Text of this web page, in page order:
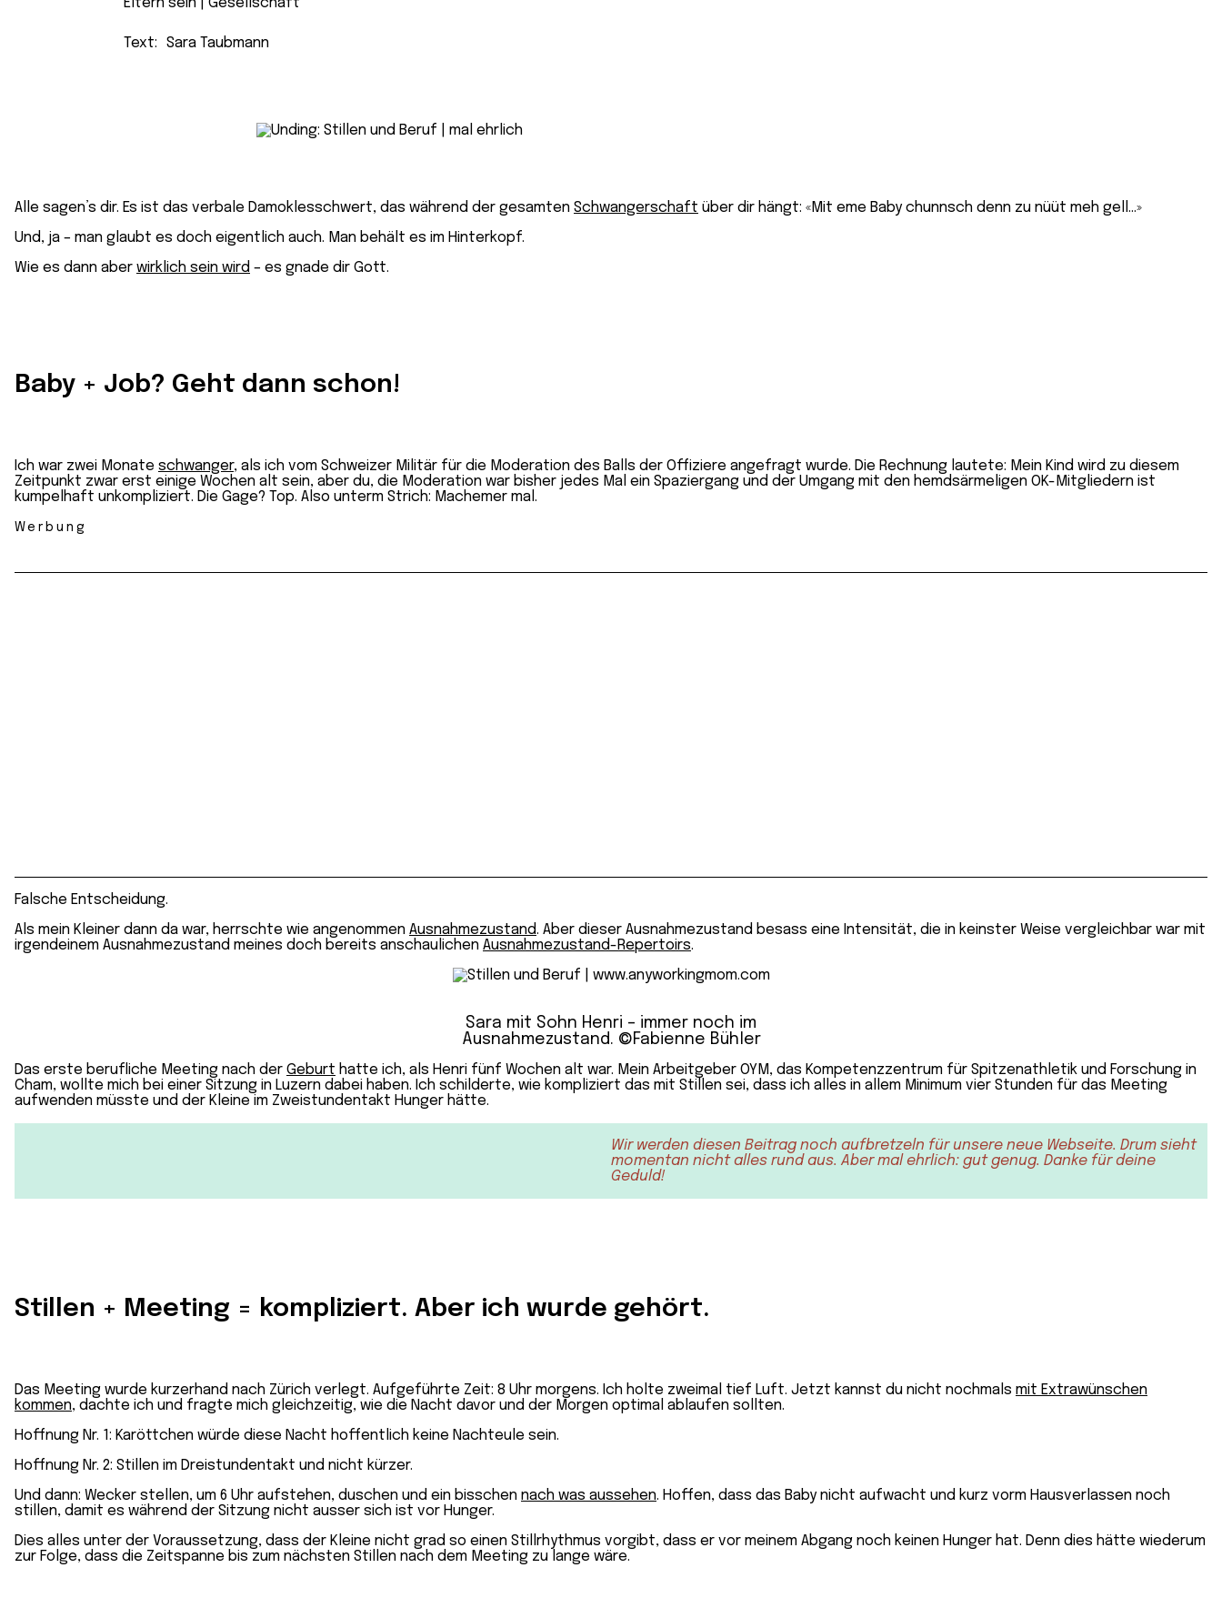
Eltern sein Gesellschaft
Text: Sara Taubmann
Alle sagen’s dir. Es ist das verbale Damoklesschwert, das während der gesamten Schwangerschaft über dir hängt: «Mit eme Baby chunnsch denn zu nüüt meh gell…»
Und, ja – man glaubt es doch eigentlich auch. Man behält es im Hinterkopf.
Wie es dann aber wirklich sein wird – es gnade dir Gott.
Baby + Job? Geht dann schon!
Ich war zwei Monate schwanger, als ich vom Schweizer Militär für die Moderation des Balls der Offiziere angefragt wurde. Die Rechnung lautete: Mein Kind wird zu diesem
Zeitpunkt zwar erst einige Wochen alt sein, aber du, die Moderation war bisher jedes Mal ein Spaziergang und der Umgang mit den hemdsärmeligen OK-Mitgliedern ist
kumpelhaft unkompliziert. Die Gage? Top. Also unterm Strich: Machemer mal.
Werbung
Falsche Entscheidung.
Als mein Kleiner dann da war, herrschte wie angenommen Ausnahmezustand. Aber dieser Ausnahmezustand besass eine Intensität, die in keinster Weise vergleichbar war mit
irgendeinem Ausnahmezustand meines doch bereits anschaulichen Ausnahmezustand-Repertoirs.
Sara mit Sohn Henri – immer noch im
Ausnahmezustand. ©Fabienne Bühler
Das erste berufliche Meeting nach der Geburt hatte ich, als Henri fünf Wochen alt war. Mein Arbeitgeber OYM, das Kompetenzzentrum für Spitzenathletik und Forschung in
Cham, wollte mich bei einer Sitzung in Luzern dabei haben. Ich schilderte, wie kompliziert das mit Stillen sei, dass ich alles in allem Minimum vier Stunden für das Meeting
aufwenden müsste und der Kleine im Zweistundentakt Hunger hätte.
Wir werden diesen Beitrag noch aufbretzeln für unsere neue Webseite. Drum sieht
momentan nicht alles rund aus. Aber mal ehrlich: gut genug. Danke für deine
Geduld!
Stillen + Meeting = kompliziert. Aber ich wurde gehört.
Das Meeting wurde kurzerhand nach Zürich verlegt. Aufgeführte Zeit: 8 Uhr morgens. Ich holte zweimal tief Luft. Jetzt kannst du nicht nochmals mit Extrawünschen
kommen, dachte ich und fragte mich gleichzeitig, wie die Nacht davor und der Morgen optimal ablaufen sollten.
Hoffnung Nr. 1: Karöttchen würde diese Nacht hoffentlich keine Nachteule sein.
Hoffnung Nr. 2: Stillen im Dreistundentakt und nicht kürzer.
Und dann: Wecker stellen, um 6 Uhr aufstehen, duschen und ein bisschen nach was aussehen. Hoffen, dass das Baby nicht aufwacht und kurz vorm Hausverlassen noch
stillen, damit es während der Sitzung nicht ausser sich ist vor Hunger.
Dies alles unter der Voraussetzung, dass der Kleine nicht grad so einen Stillrhythmus vorgibt, dass er vor meinem Abgang noch keinen Hunger hat. Denn dies hätte wiederum
zur Folge, dass die Zeitspanne bis zum nächsten Stillen nach dem Meeting zu lange wäre.